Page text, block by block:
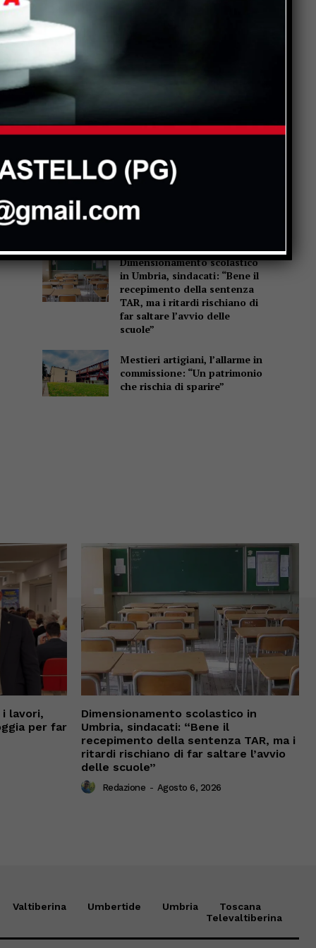
Popular
Motociclo senza patente,
dal Targa System un 70enne
lavori, Forza Italia: “Basta
una pioggia per far saltare
Dimensionamento scolastico
in Umbria, sindacati: “Bene il
recepimento della sentenza
TAR, ma i ritardi rischiano di
far saltare l’avvio delle
scuole”
Mestieri artigiani, l’allarme in
commissione: “Un patrimonio
che rischia di sparire”
i lavori,
per far
Dimensionamento scolastico in
Umbria, sindacati: “Bene il
recepimento della sentenza TAR, ma i
ritardi rischiano di far saltare l’avvio
delle scuole”
Redazione - Agosto 6, 2026
Valtiberina Umbertide Umbria
Toscana
Televaltiberina